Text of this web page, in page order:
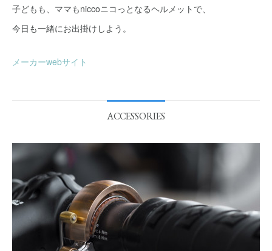
子どもも、ママもniccoニコっとなるヘルメットで、
今日も一緒にお出掛けしよう。
メーカーwebサイト
ACCESSORIES